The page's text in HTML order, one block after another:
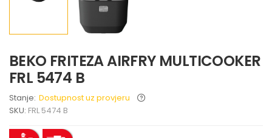
BEKO FRITEZA AIRFRY MULTICOOKER
FRL 5474 B
Stanje: Dostupnost uz provjeru
SKU: FRL 5474 B